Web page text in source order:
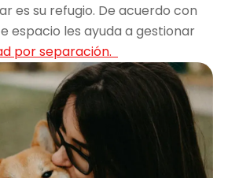
es su refugio. De acuerdo con
espacio les ayuda a gestionar
por separación.